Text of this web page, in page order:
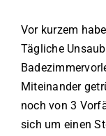
Vor kurzem
Tägliche
Miteinander
noch von 3
sich um einen